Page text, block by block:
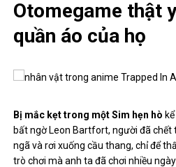
Otomegame thật
quần áo của họ
Bị mắc kẹt trong một Sim hẹn hò
bất ngờ Leon Bartfort, người đã chết
ngã và rơi xuống cầu thang, chỉ để
trò chơi mà anh ta đã chơi nhiều